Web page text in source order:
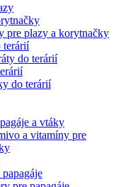
pre plazy a korytnačky
terárií
do terárií
do terárií
a vtáky
a vitamíny pre